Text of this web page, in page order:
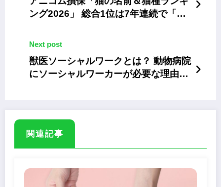
ング2026」 総合1位は7年連続で「ム
Next post
獣医ソーシャルワークとは？ 動物病院
にソーシャルワーカーが必要な理由と
関連記事